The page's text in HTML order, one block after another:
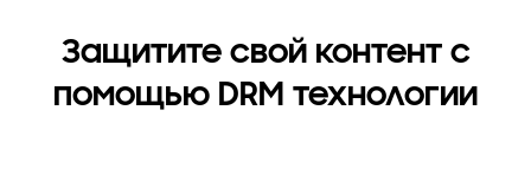
Защитите свой контент с
помощью DRM технологии